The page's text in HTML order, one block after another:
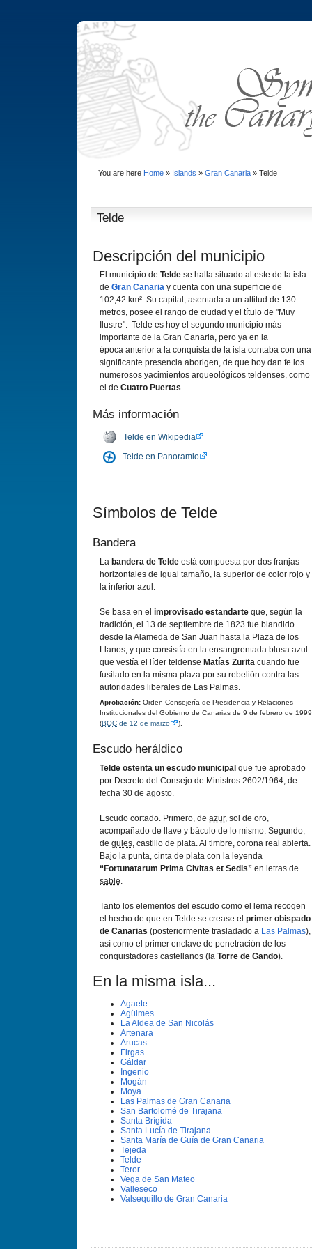
You are here Home» Islands » Gran Canaria» Telde
Telde
Descripción del municipio
El municipio de Telde se halla situado al este de la isla
de Gran Canaria y cuenta con una superficie de
102,42 km². Su capital, asentada a un altitud de 130
metros, posee el rango de ciudad y el título de "Muy
Ilustre". Telde es hoy el segundo municipio más
importante de la Gran Canaria, pero ya en la
época anterior a la conquista de la isla contaba con una
significante presencia aborigen, de que hoy dan fe los
numerosos yacimientos arqueológicos teldenses, como
el de Cuatro Puertas.
Más información
Telde en Wikipedia
Telde en Panoramio
Símbolos de Telde
Bandera
La bandera de Telde está compuesta por dos franjas
horizontales de igual tamaño, la superior de color rojo y
la inferior azul.
Se basa en el improvisado estandarte que, según la
tradición, el 13 de septiembre de 1823 fue blandido
desde la Alameda de San Juan hasta la Plaza de los
Llanos, y que consistía en la ensangrentada blusa azul
que vestía el líder teldense Matías Zurita cuando fue
fusilado en la misma plaza por su rebelión contra las
autoridades liberales de Las Palmas.
Aprobación: Orden Consejería de Presidencia y Relaciones
Institucionales del Gobierno de Canarias de 9 de febrero de 1999
(BOC de 12 de marzo ).
Escudo heráldico
Telde ostenta un escudo municipal que fue aprobado
por Decreto del Consejo de Ministros 2602/1964, de
fecha 30 de agosto.
Escudo cortado. Primero, de azur, sol de oro,
acompañado de llave y báculo de lo mismo. Segundo,
de gules, castillo de plata. Al timbre, corona real abierta.
Bajo la punta, cinta de plata con la leyenda
“Fortunatarum Prima Civitas et Sedis” en letras de
sable.
Tanto los elementos del escudo como el lema recogen
el hecho de que en Telde se crease el primer obispado
de Canarias (posteriormente trasladado a Las Palmas),
así como el primer enclave de penetración de los
conquistadores castellanos (la Torre de Gando).
En la misma isla...
Agaete
Agüimes
La Aldea de San Nicolás
Artenara
Arucas
Firgas
Gáldar
Ingenio
Mogán
Moya
Las Palmas de Gran Canaria
San Bartolomé de Tirajana
Santa Brí­gida
Santa Lucí­a de Tirajana
Santa Marí­a de Guí­a de Gran Canaria
Tejeda
Telde
Teror
Vega de San Mateo
Valleseco
Valsequillo de Gran Canaria